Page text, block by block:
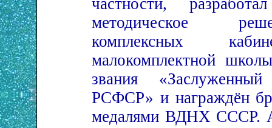
частности,
методическое
комплексных
малокомплектной
звания
РСФСР» и награждён
медалями ВДНХ СССР.